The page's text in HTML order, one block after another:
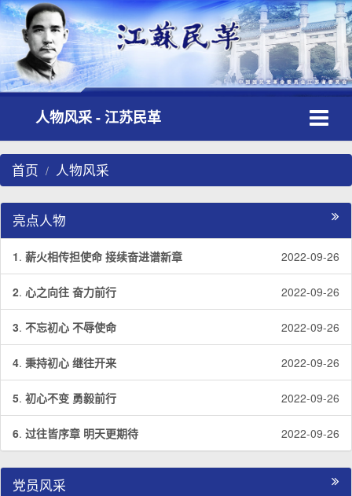
人物风采 - 江苏民革
首页 人物风采
亮点人物
1. 薪火相传担使命 接续奋进谱新章 2022-09-26
2. 心之向往 奋力前行 2022-09-26
3. 不忘初心 不辱使命 2022-09-26
4. 秉持初心 继往开来 2022-09-26
5. 初心不变 勇毅前行 2022-09-26
6. 过往皆序章 明天更期待 2022-09-26
党员风采